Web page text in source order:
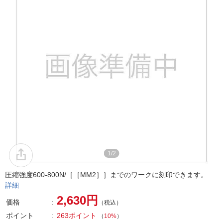
1/2
圧縮強度600-800N/［［MM2］］までのワークに刻印できます。
詳細
価格 2,630円 （税込）
ポイント 263ポイント （ 10%）